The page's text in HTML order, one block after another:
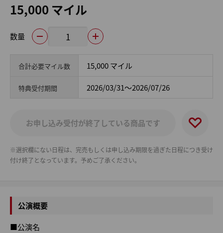
15,000 マイル
数量
合計必要マイル数 15,000 マイル
特典受付期間 2026/03/31～2026/07/26
お申し込み受付が終了している商品です
※選択欄にない日程は、完売もしくは申し込み期限を過ぎた日程につき受け
付け終了となっています。予めご了承ください。
公演概要
■公演名